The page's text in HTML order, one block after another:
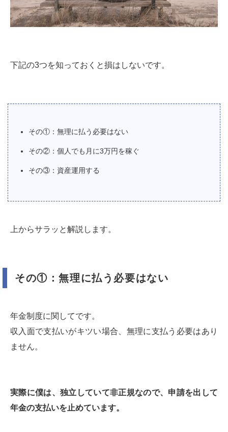
下記の3つを知っておくと損はしないです。
その①：無理に払う必要はない
その②：個人でも月に3万円を稼ぐ
その③：資産運用する
上からサラッと解説します。
その①：無理に払う必要はない
年金制度に関してです。
収入面で支払いがキツい場合、無理に支払う必要はあり
ません。
実際に僕は、独立していて非正規なので、申請を出して
年金の支払いを止めています。